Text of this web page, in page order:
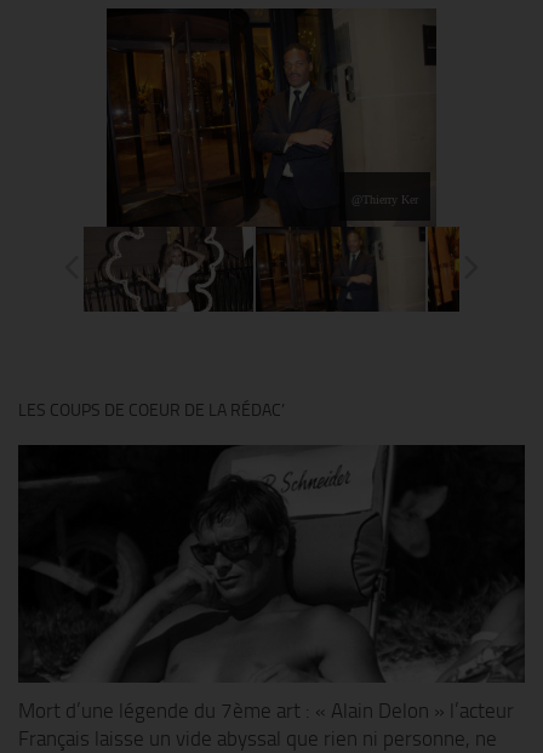
@Thierry Ker
LES COUPS DE COEUR DE LA RÉDAC’
Mort d’une légende du 7ème art : « Alain Delon » l’acteur
Français laisse un vide abyssal que rien ni personne, ne